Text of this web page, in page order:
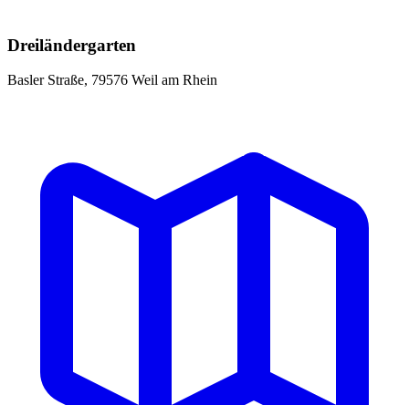
Dreiländergarten
Basler Straße, 79576 Weil am Rhein